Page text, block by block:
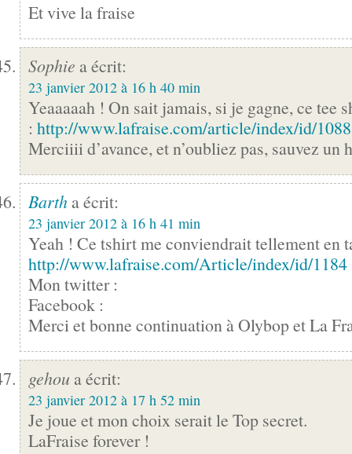
Et vive la fraise
Sophie a écrit:
23 janvier 2012 à 16 h 40 min
Yeaaaaah ! On sait jamais, si je gagne, ce tee
: http://www.lafraise.com/article/index/id/1088
Merciiii d’avance, et n’oubliez pas, sauvez un
Barth a écrit:
23 janvier 2012 à 16 h 41 min
Yeah ! Ce tshirt me conviendrait tellement en
http://www.lafraise.com/Article/index/id/1184
Mon twitter :
Facebook :
Merci et bonne continuation à Olybop et La
gehou a écrit:
23 janvier 2012 à 17 h 52 min
Je joue et mon choix serait le Top secret.
LaFraise forever !